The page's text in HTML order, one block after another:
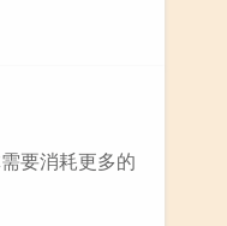
要消耗更多的